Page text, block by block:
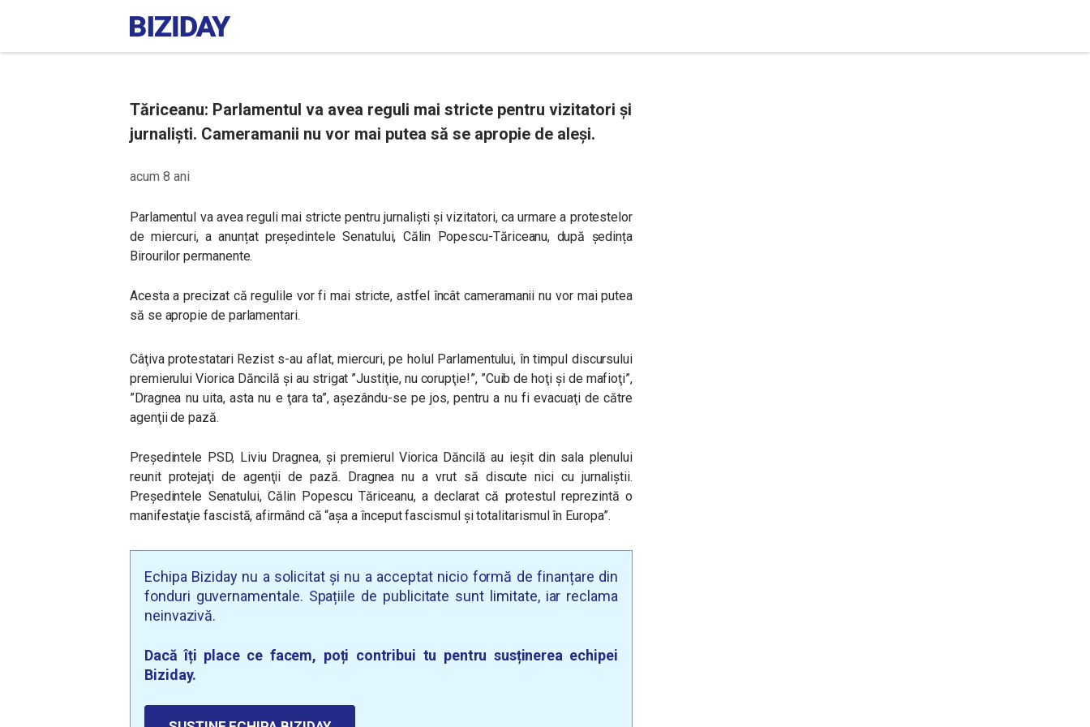
Tăriceanu: Parlamentul va avea reguli mai stricte pentru vizitatori și
jurnaliști. Cameramanii nu vor mai putea să se apropie de aleși.
acum 8 ani
Parlamentul va avea reguli mai stricte pentru jurnaliști și vizitatori, ca urmare a protestelor
de miercuri, a anunțat președintele Senatului, Călin Popescu-Tăriceanu, după ședința
Birourilor permanente.
Acesta a precizat că regulile vor fi mai stricte, astfel încât cameramanii nu vor mai putea
să se apropie de parlamentari.
Câţiva protestatari Rezist s-au aflat, miercuri, pe holul Parlamentului, în timpul discursului
premierului Viorica Dăncilă şi au strigat ”Justiţie, nu corupţie!”, ”Cuib de hoţi şi de mafioţi”,
”Dragnea nu uita, asta nu e ţara ta”, aşezându-se pe jos, pentru a nu fi evacuaţi de către
agenţii de pază.
Preşedintele PSD, Liviu Dragnea, şi premierul Viorica Dăncilă au ieşit din sala plenului
reunit protejaţi de agenţii de pază. Dragnea nu a vrut să discute nici cu jurnaliştii.
Preşedintele Senatului, Călin Popescu Tăriceanu, a declarat că protestul reprezintă o
manifestaţie fascistă, afirmând că “aşa a început fascismul şi totalitarismul în Europa”.
Echipa Biziday nu a solicitat și nu a acceptat nicio formă de finanțare din
fonduri guvernamentale. Spațiile de publicitate sunt limitate, iar reclama
neinvazivă.
Dacă îți place ce facem, poți contribui tu pentru susținerea echipei
Biziday.